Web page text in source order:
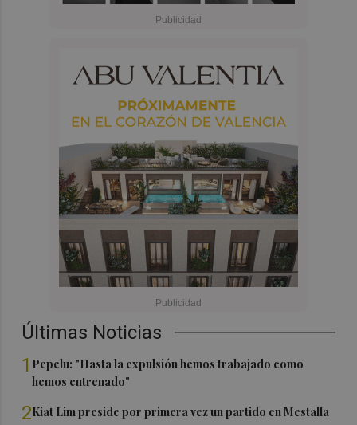
Últimas Noticias
1 Pepelu: "Hasta la expulsión hemos trabajado como
hemos entrenado"
2Kiat Lim preside por primera vez un partido en Mestalla